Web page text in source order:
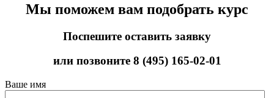
Мы поможем вам подобрать курс
Поспешите оставить заявку
или позвоните 8 (495) 165-02-01
Ваше имя